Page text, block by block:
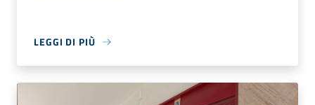
LEGGI DI PIÙ